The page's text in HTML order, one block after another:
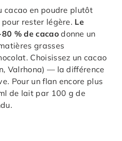
cacao en poudre plutôt
rester légère. Le
% de cacaodonne un
grasses
Choisissez un cacao
Valrhona) — la différence
Pour un flan encore plus
de lait par 100 g de